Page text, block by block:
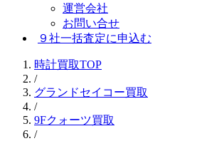
運営会社
お問い合せ
９社一括査定に申込む
時計買取TOP
/
グランドセイコー買取
/
9Fクォーツ買取
/